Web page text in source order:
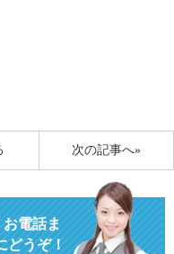
次の記事へ»
お電話ま
どうぞ！